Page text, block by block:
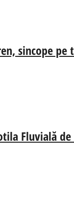
sincope
Fluvială